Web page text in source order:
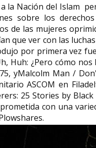
a la Nación del Islam
sobre los
de las mujeres
que ver con las
por primera vez
Huh: ¿Pero cómo
yMalcolm Man /
ASCOM en
25 Stories by
con una